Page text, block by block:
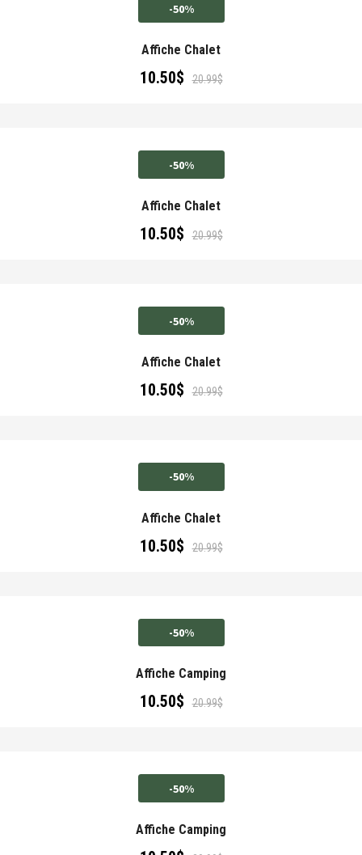
-50%
Affiche Chalet
20.99$
10.50$
-50%
Affiche Chalet
20.99$
10.50$
-50%
Affiche Chalet
20.99$
10.50$
-50%
Affiche Chalet
20.99$
10.50$
-50%
Affiche Camping
20.99$
10.50$
-50%
Affiche Camping